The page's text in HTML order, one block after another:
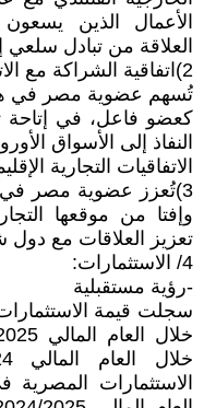
الأعمال الذين
العلاقة من تبادل
2)اتفاقية الشراكة مع الاتحاد الأوروبي:
تُسهم عضوية مصر في هذه
كعضو فاعل، في
النفاذ إلى الأسواق
الاتفاقيات التجارية
3)تُعزز عضوية مصر في
وإفتا من موقعها
تعزيز العلاقات مع دول
4/ الاستثمارات:
-رؤية مستقبلية
سجلت قيمة